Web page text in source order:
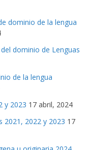
dominio de la lengua
dominio de Lenguas
de la lengua
y 2023 17 abril, 2024
2021, 2022 y 2023 17